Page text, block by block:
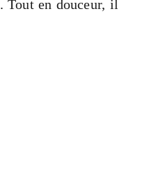
Tout en douceur, il